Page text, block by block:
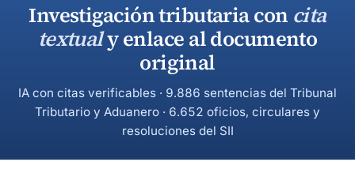
Investigación tributaria con cita
textualy enlace al documento
original
IA con citas verificables · 9.886 sentencias del Tribunal
Tributario y Aduanero · 6.652 oficios, circulares y
resoluciones del SII